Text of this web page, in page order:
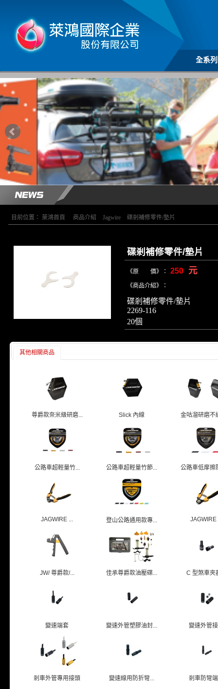
全系
目前位置： 萊鴻首頁 商品介紹 Jagwire 碟剎補修零件/墊片
碟剎補修零件/墊片
《原 價》： 250 元
《商品介紹》：
碟剎補修零件/墊片
2269-116
20個
其他相關商品
尊爵款奈米級研磨... Slick 內線 金咕溜研磨不
公路車超輕量竹... 公路車超輕量竹節... 公路車低摩擦
JAGWIRE ... 登山公路通用款專... JAGWIRE
JW/ 尊爵款/... 佳承尊爵款油壓碟... C 型煞車夾
變速端套 變速外管塑膠油封... 變速外管
剎車外管專用接頭 變速線用防折彎... 剎車防彎